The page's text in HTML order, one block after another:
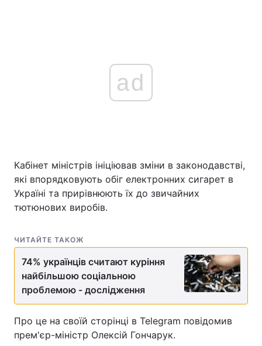
Головна
Україна
Економіка Світ
Спорт
Зброя Інциденти
ad
Кабінет міністрів ініціював зміни в законодавстві,
які впорядковують обіг електронних сигарет в
Україні та прирівнюють їх до звичайних
тютюнових виробів.
ЧИТАЙТЕ ТАКОЖ
74% українців считают куріння
найбільшою соціальною
проблемою - дослідження
Про це на своїй сторінці в Telegram повідомив
прем'єр-міністр Олексій Гончарук.